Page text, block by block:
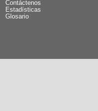
Contáctenos
Estadísticas
Glosario